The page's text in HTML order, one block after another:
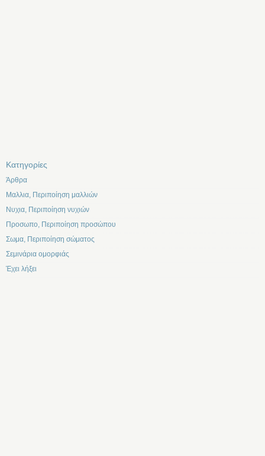
Kατηγορίες
Άρθρα
Μαλλια, Περιποίηση μαλλιών
Νυχια, Περιποίηση νυχιών
Προσωπο, Περιποίηση προσώπου
Σωμα, Περιποίηση σώματος
Σεμινάρια ομορφιάς
Έχει λήξει